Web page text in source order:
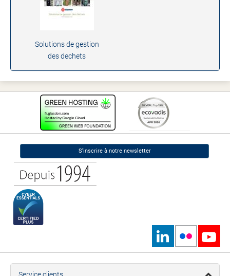
Solutions de gestion
des dechets
S’inscrire à notre newsletter